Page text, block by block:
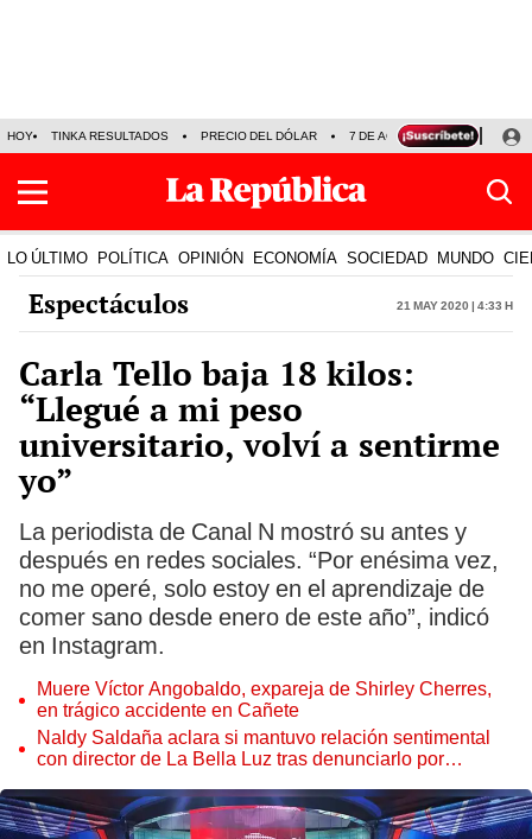
HOY TINKA RESULTADOS PRECIO DEL DÓLAR 7 DE AGOSTO OLLANTA
LO ÚLTIMO POLÍTICA OPINIÓN ECONOMÍA SOCIEDAD MUNDO
Espectáculos 21 May 2020 | 4:33 h
Carla Tello baja 18 kilos:
“Llegué a mi peso
universitario, volví a sentirme
yo”
La periodista de Canal N mostró su antes y
después en redes sociales. “Por enésima vez,
no me operé, solo estoy en el aprendizaje de
comer sano desde enero de este año”, indicó
en Instagram.
Muere Víctor Angobaldo, expareja de Shirley Cherres,
en trágico accidente en Cañete
Naldy Saldaña aclara si mantuvo relación sentimental
con director de La Bella Luz tras denunciarlo por